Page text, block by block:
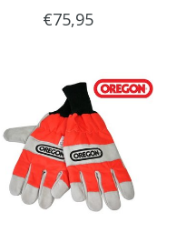
Optime 2 Gehörschutz und
€75,95